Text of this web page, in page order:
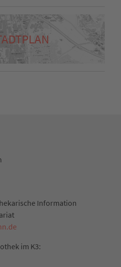
Information
im K3: